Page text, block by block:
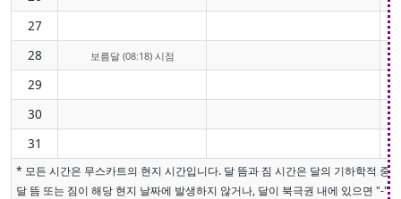
27
28
보름달 (08:18) 시점
29
30
31
* 모든 시간은 무스카트의 현지 시간입니다. 달 뜸과 짐 시간은 달의 기하학적 중
달 뜸 또는 짐이 해당 현지 날짜에 발생하지 않거나, 달이 북극권 내에 있으면 "-"